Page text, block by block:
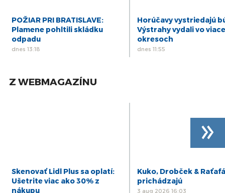
POŽIAR PRI BRATISLAVE:
Plamene pohltili skládku
odpadu
dnes 13:18
Horúčavy vystriedajú
Výstrahy vydali vo
okresoch
dnes 11:55
Z WEBMAGAZÍNU
Skenovať Lidl Plus sa oplatí:
Ušetrite viac ako 30% z
nákupu
Kuko, Drobček &
prichádzajú
3 aug 2026 16:03
»